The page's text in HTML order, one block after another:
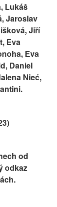
Lukáš
Jaroslav
Jiří
Eva
Eva
Daniel
Nieć,
od
odkaz